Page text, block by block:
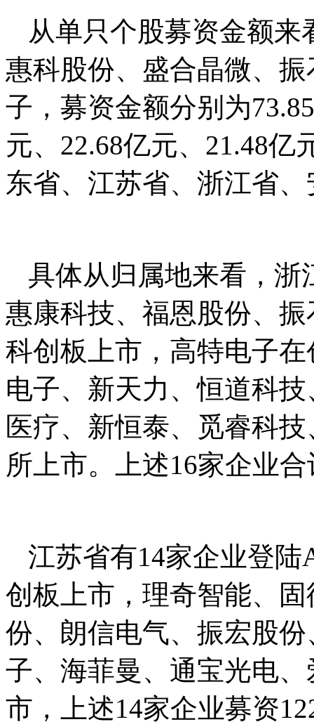
从单只个股募资金额
惠科股份、盛合晶微、
子，募资金额分别为
元、22.68亿元、21.48亿
东省、江苏省、浙江省
具体从归属地来看，浙
惠康科技、福恩股份、
科创板上市，高特电子
电子、新天力、恒道科
医疗、新恒泰、觅睿科
所上市。上述16家企业
江苏省有14家企业登
创板上市，理奇智能、
份、朗信电气、振宏股
子、海菲曼、通宝光电
市，上述14家企业募资